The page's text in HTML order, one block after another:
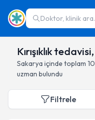
Doktor, klinik
Kırışıklık
Sakarya içinde toplam 10
uzman bulundu
Filtrele